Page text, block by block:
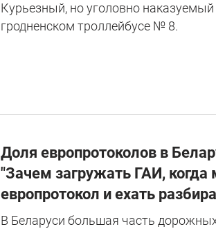
Курьезный, но уголовно
гродненском троллейбусе № 8.
Доля европротоколов в
"Зачем загружать ГАИ,
европротокол и ехать
В Беларуси большая часть